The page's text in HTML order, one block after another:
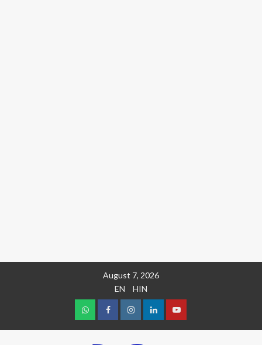
August 7, 2026
EN
HIN